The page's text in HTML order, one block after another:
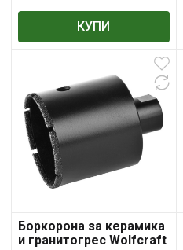
КУПИ
Боркорона за керамика
и гранитогрес Wolfcraft